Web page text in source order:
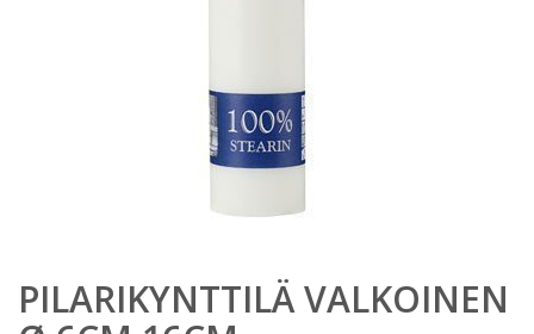
PILARIKYNTTILÄ VALKOINEN